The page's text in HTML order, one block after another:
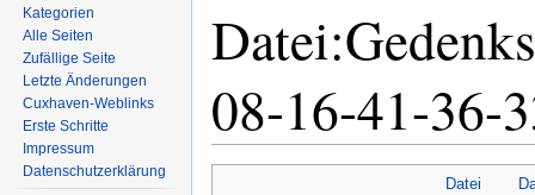
08-16-41-36-
Datei
Kategorien
Alle Seiten
Zufällige Seite
Letzte Änderungen
Cuxhaven-Weblinks
Erste Schritte
Impressum
Datenschutzerklärung